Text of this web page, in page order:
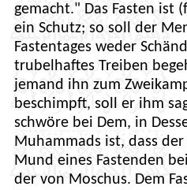
gemacht." Das Fasten ist
ein Schutz; so soll der
Fastentages weder
trubelhaftes Treiben
jemand ihn zum
beschimpft, soll er ihm
schwöre bei Dem, in
Muhammads ist, dass
Mund eines Fastenden
der von Moschus. Dem